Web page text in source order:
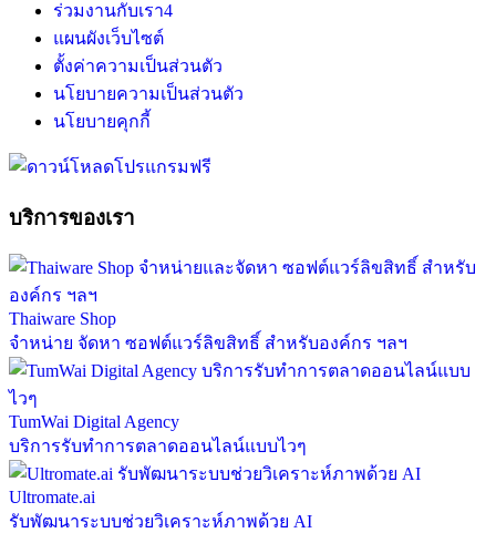
ร่วมงานกับเรา4
แผนผังเว็บไซต์
ตั้งค่าความเป็นส่วนตัว
นโยบายความเป็นส่วนตัว
นโยบายคุกกี้
บริการของเรา
Thaiware Shop
จำหน่าย จัดหา ซอฟต์แวร์ลิขสิทธิ์ สำหรับองค์กร ฯลฯ
TumWai Digital Agency
บริการรับทำการตลาดออนไลน์แบบไวๆ
Ultromate.ai
รับพัฒนาระบบช่วยวิเคราะห์ภาพด้วย AI